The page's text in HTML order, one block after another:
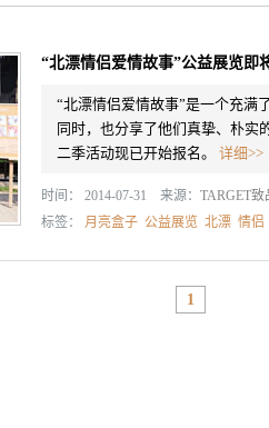
“北漂情侣爱情故事”公益展览即
“北漂情侣爱情故事”是一个充满
同时，也分享了他们真挚、朴实
二季活动现已开始报名。 详细>>
时间： 2014-07-31 来源： TARGET致
标签： 月亮盒子 公益展览 北漂 情侣
1